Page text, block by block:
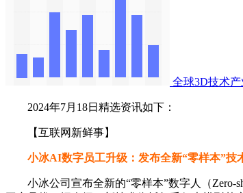
全球3D技术
2024年7月18日精选资讯如下：
【互联网新鲜事】
小冰AI数字员工升级：发布全新“零样本”技
小冰公司宣布全新的“零样本”数字人（Zero-